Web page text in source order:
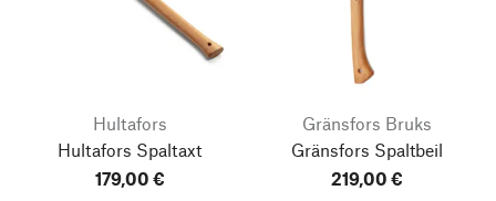
Hultafors
Hultafors Spaltaxt
179,00 €
Gränsfors Bruks
Gränsfors Spaltbeil
219,00 €